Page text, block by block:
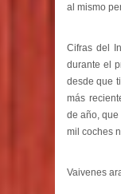
al mismo
Cifras del
durante el
desde que
más
de año,
mil coches
Vaivenes